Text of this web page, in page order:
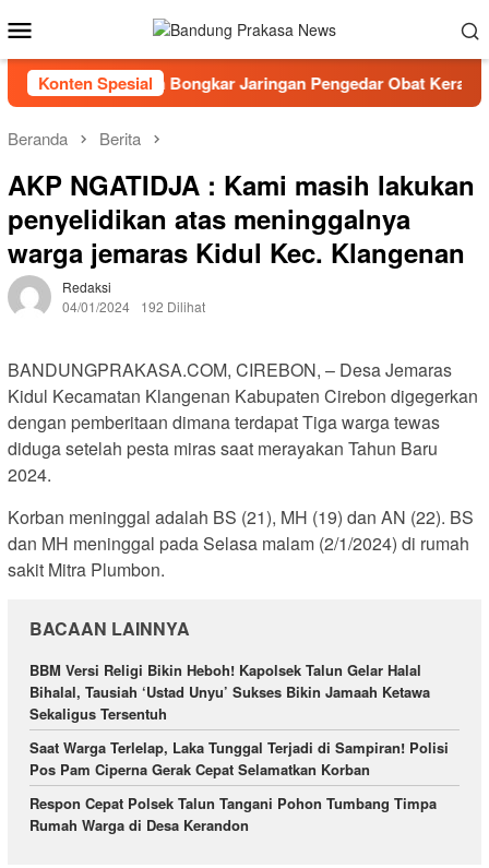
ke
kontenMobile
Konten Spesial
Polresta Cirebon Bongkar Jaringan Pengedar Obat Keras
Beranda Berita
AKP NGATIDJA : Kami masih lakukan
penyelidikan atas meninggalnya
warga jemaras Kidul Kec. Klangenan
Redaksi
04/01/2024
192 Dilihat
BANDUNGPRAKASA.COM, CIREBON, – Desa Jemaras
Kidul Kecamatan Klangenan Kabupaten Cirebon digegerkan
dengan pemberitaan dimana terdapat Tiga warga tewas
diduga setelah pesta miras saat merayakan Tahun Baru
2024.
Korban meninggal adalah BS (21), MH (19) dan AN (22). BS
dan MH meninggal pada Selasa malam (2/1/2024) di rumah
sakit Mitra Plumbon.
BACAAN LAINNYA
BBM Versi Religi Bikin Heboh! Kapolsek Talun Gelar Halal
Bihalal, Tausiah ‘Ustad Unyu’ Sukses Bikin Jamaah Ketawa
Sekaligus Tersentuh
Saat Warga Terlelap, Laka Tunggal Terjadi di Sampiran! Polisi
Pos Pam Ciperna Gerak Cepat Selamatkan Korban
Respon Cepat Polsek Talun Tangani Pohon Tumbang Timpa
Rumah Warga di Desa Kerandon